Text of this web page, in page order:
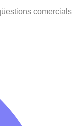
comercials